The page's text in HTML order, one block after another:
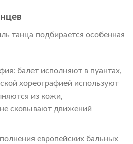
танца подбирается особенная
балет исполняют в пуантах,
хореографией используют
из кожи,
сковывают движений
европейских бальных